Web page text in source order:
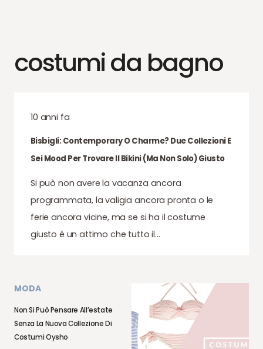
costumi da bagno
10 anni fa
Bisbigli: Contemporary O Charme? Due Collezioni E
Sei Mood Per Trovare Il Bikini (ma Non Solo) Giusto
Si può non avere la vacanza ancora
programmata, la valigia ancora pronta o le
ferie ancora vicine, ma se si ha il costume
giusto è un attimo che tutto il…
MODA
Non Si Può Pensare All’estate
Senza La Nuova Collezione Di
Costumi Oysho